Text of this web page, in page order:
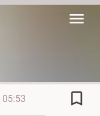
menu
05:53
bookmark_border